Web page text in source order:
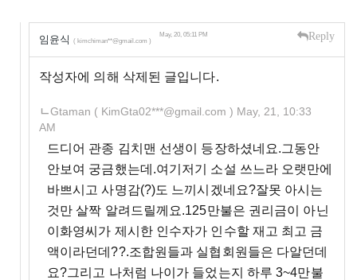
임윤식 ( kimchiman**@gmail.com )
May, 20, 05:11 PM Reply
작성자에 의해 삭제된 글입니다.
ㄴGtaman ( KimGta02***@gmail.com ) May, 21, 10:33
AM
드디어 관종 김치맨 선생이 등장하셨네요.그동안
안보여 궁금했는데.여기저기 소설 쓰느라 오랫만에
바쁘시고 사명감(?)도 느끼시겠네요?잘못 아시는
것만 살짝 알려드릴께요.125만불은 권리금이 아닌
이화영씨가 제시한 인수자가 인수할 재고 최고 금
액이라던데??.조합원들과 실협회원들은 다알던데
요?그리고 나처럼 나이가 들었는지 하루 3~4만불